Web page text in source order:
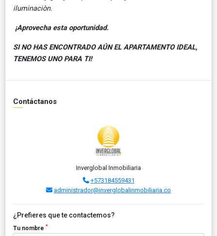
iluminaciòn.
¡Aprovecha esta oportunidad.
SI NO HAS ENCONTRADO AÚN EL APARTAMENTO IDEAL,
TENEMOS UNO PARA TI!
Contáctanos
Inverglobal Inmobiliaria
+573184559431
administrador@inverglobalinmobiliaria.co
¿Prefieres que te contactemos?
Tu nombre *